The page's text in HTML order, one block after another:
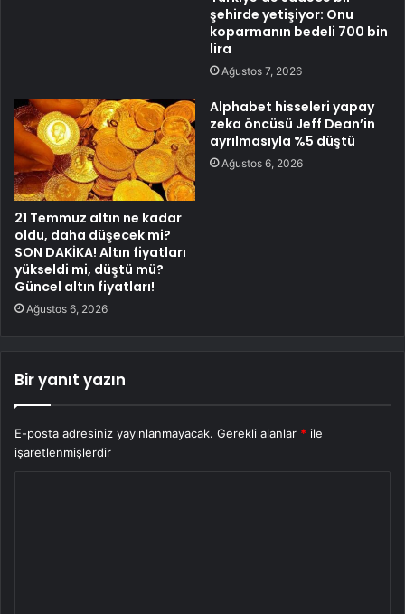
şehirde yetişiyor: Onu
koparmanın bedeli 700 bin
lira
Ağustos 7, 2026
21 Temmuz altın ne kadar
oldu, daha düşecek mi?
SON DAKİKA! Altın fiyatları
yükseldi mi, düştü mü?
Güncel altın fiyatları!
Ağustos 6, 2026
Alphabet hisseleri yapay
zeka öncüsü Jeff Dean’in
ayrılmasıyla %5 düştü
Ağustos 6, 2026
Bir yanıt yazın
E-posta adresiniz yayınlanmayacak. Gerekli alanlar * ile
işaretlenmişlerdir